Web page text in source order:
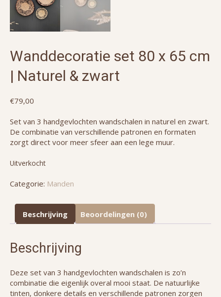
Wanddecoratie set 80 x 65 cm
| Naturel & zwart
€79,00
Set van 3 handgevlochten wandschalen in naturel en zwart.
De combinatie van verschillende patronen en formaten
zorgt direct voor meer sfeer aan een lege muur.
Uitverkocht
Categorie: Manden
Beschrijving Beoordelingen (0)
Beschrijving
Deze set van 3 handgevlochten wandschalen is zo’n
combinatie die eigenlijk overal mooi staat. De natuurlijke
tinten, donkere details en verschillende patronen zorgen